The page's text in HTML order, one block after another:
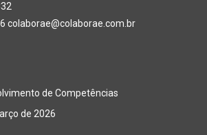
colaborae@colaborae.com.br
de Competências
de 2026